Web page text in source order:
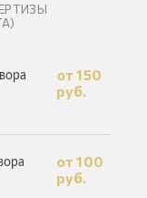
от 150
руб.
от 100
руб.